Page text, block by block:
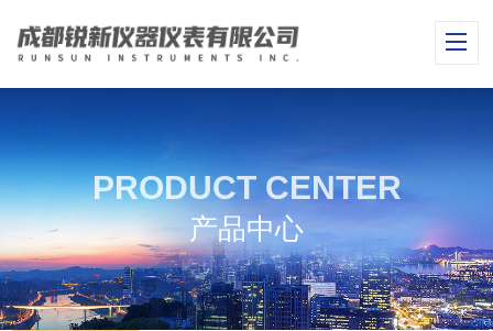
PRODUCT CENTER
产品中心